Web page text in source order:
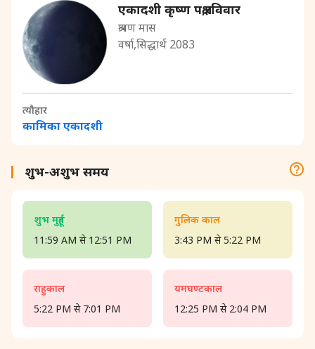
एकादशी कृष्ण पक्ष,रविवार
श्रावण मास
वर्षा,सिद्धार्थ 2083
त्यौहार
कामिका एकादशी
शुभ-अशुभ समय
शुभ मुहूर्त
11:59 AM से 12:51 PM
राहुकाल
5:22 PM से 7:01 PM
गुलिक काल
3:43 PM से 5:22 PM
यमघण्टकाल
12:25 PM से 2:04 PM